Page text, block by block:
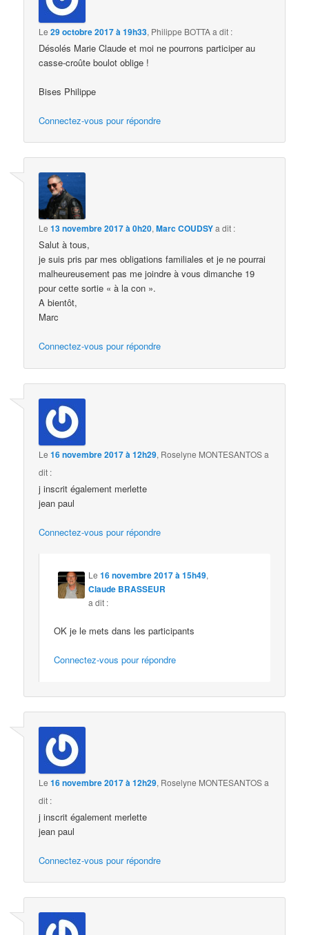
Le29 octobre 2017 à 19h33, Philippe BOTTAa dit :
Désolés Marie Claude et moi ne pourrons participer au
casse-croûte boulot oblige !
Bises Philippe
Connectez-vous pour répondre
Le13 novembre 2017 à 0h20,Marc COUDSYa dit :
Salut à tous,
je suis pris par mes obligations familiales et je ne pourrai
malheureusement pas me joindre à vous dimanche 19
pour cette sortie « à la con ».
A bientôt,
Marc
Connectez-vous pour répondre
Le16 novembre 2017 à 12h29, Roselyne MONTESANTOSa
dit :
j inscrit également merlette
jean paul
Connectez-vous pour répondre
Le16 novembre 2017 à 15h49,
Claude BRASSEUR
a dit :
OK je le mets dans les participants
Connectez-vous pour répondre
Le16 novembre 2017 à 12h29, Roselyne MONTESANTOSa
dit :
j inscrit également merlette
jean paul
Connectez-vous pour répondre